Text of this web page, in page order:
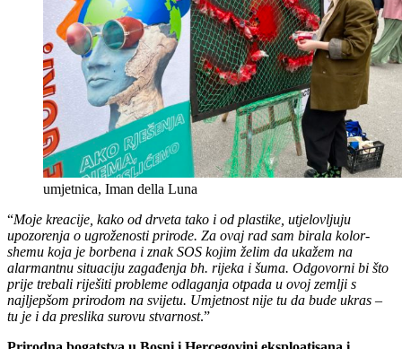
umjetnica, Iman della Luna
“Moje kreacije, kako od drveta tako i od plastike, utjelovljuju
upozorenja o ugroženosti prirode. Za ovaj rad sam birala kolor-
shemu koja je borbena i znak SOS kojim želim da ukažem na
alarmantnu situaciju zagađenja bh. rijeka i šuma. Odgovorni bi što
prije trebali riješiti probleme odlaganja otpada u ovoj zemlji s
najljepšom prirodom na svijetu. Umjetnost nije tu da bude ukras –
tu je i da preslika surovu stvarnost.”